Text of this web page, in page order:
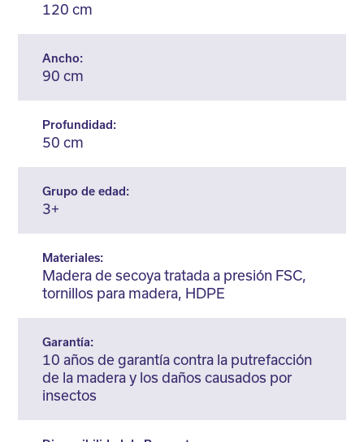
120 cm
Ancho:
90 cm
Profundidad:
50 cm
Grupo de edad:
3+
Materiales:
Madera de secoya tratada a presión FSC,
tornillos para madera, HDPE
Garantía:
10 años de garantía contra la putrefacción
de la madera y los daños causados por
insectos